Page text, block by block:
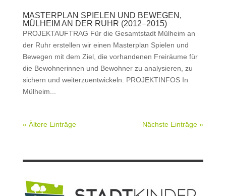
MASTERPLAN SPIELEN UND BEWEGEN,
MÜLHEIM AN DER RUHR (2012–2015)
PROJEKTAUFTRAG Für die Gesamt­stadt Mül­heim an
der Ruhr erstellen wir einen Mas­ter­plan Spie­len und
Bewe­gen mit dem Ziel, die vorhan­de­nen Freiräume für
die Bewohner­in­nen und Bewohn­er zu analysieren, zu
sich­ern und weiterzuentwickeln. PROJEKTINFOS In
Mül­heim...
« Ältere Einträge Nächste Einträge »